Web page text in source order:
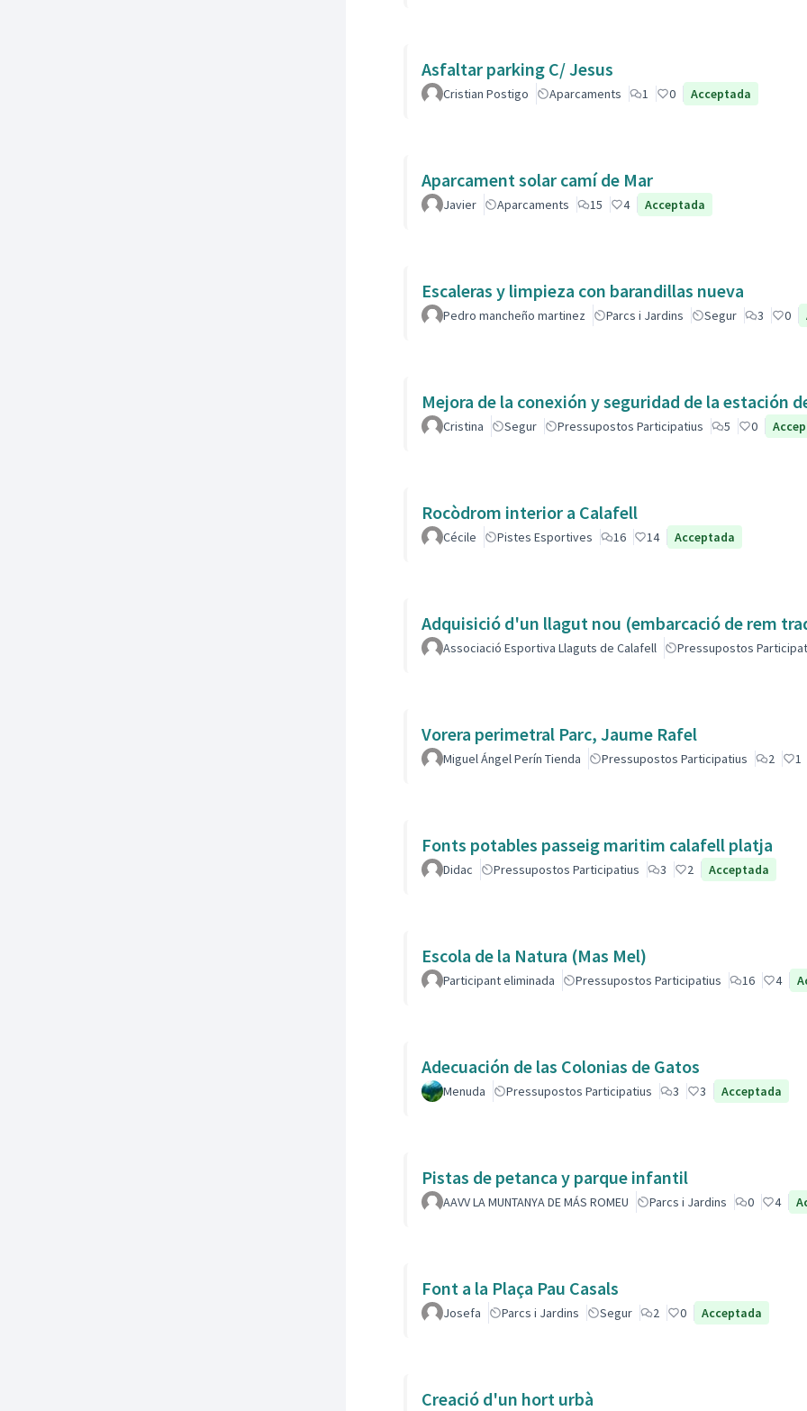
Asfaltar parking C/ Jesus
Cristian Postigo Aparcaments 1 0 Acceptada
Aparcament solar camí de Mar
Javier Aparcaments 15 4 Acceptada
Escaleras y limpieza con barandillas nueva
Pedro mancheño martinez Parcs i Jardins Segur 3 0
Cristina Segur Pressupostos Participatius 5 0
Rocòdrom interior a Calafell
Cécile Pistes Esportives 16 14 Acceptada
Adquisició d'un llagut nou (embarcació de rem
Associació Esportiva Llaguts de Calafell Pressupostos
Vorera perimetral Parc, Jaume Rafel
Miguel Ángel Perín Tienda Pressupostos Participatius 2 1
Fonts potables passeig maritim calafell platja
Didac Pressupostos Participatius 3 2 Acceptada
Escola de la Natura (Mas Mel)
Participant eliminada Pressupostos Participatius 16 4
Adecuación de las Colonias de Gatos
Menuda Pressupostos Participatius 3 3 Acceptada
Pistas de petanca y parque infantil
AAVV LA MUNTANYA DE MÁS ROMEU Parcs i Jardins 0 4
Font a la Plaça Pau Casals
Josefa Parcs i Jardins Segur 2 0 Acceptada
Creació d'un hort urbà